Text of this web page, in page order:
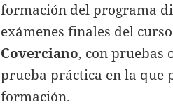
formación del programa
exámenes finales del
Coverciano, con pruebas
prueba práctica en la que
formación.